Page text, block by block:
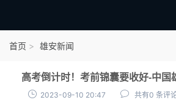
点我申领雄才卡
首页 雄安新闻
高考倒计时！考前锦囊要收好-中国
2023-09-10 20:47 共有0 条评